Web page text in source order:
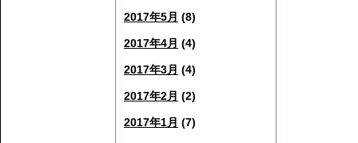
2017年5月 (8)
2017年4月 (4)
2017年3月 (4)
2017年2月 (2)
2017年1月 (7)